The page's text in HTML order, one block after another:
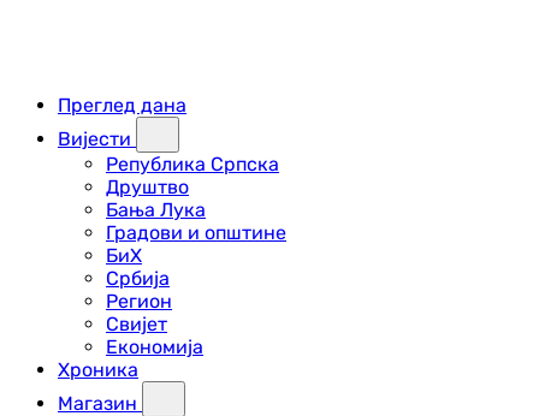
Преглед дана
Вијести
Република Српска
Друштво
Бања Лука
Градови и општине
БиХ
Србија
Регион
Свијет
Економија
Хроника
Магазин